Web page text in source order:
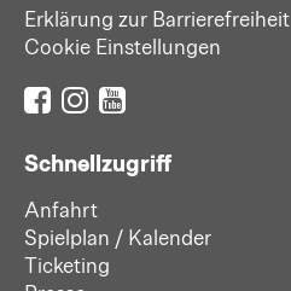
Erklärung zur Barrierefreiheit
Cookie Einstellungen
Schnellzugriff
Anfahrt
Spielplan / Kalender
Ticketing